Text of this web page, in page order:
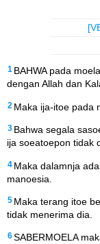
1 BAHWA pada
dengan Allah dan
2 Maka ija-itoe pada
3 Bahwa segala
ija soeatoepon tidak
4 Maka dalamnja
manoesia.
5 Maka terang itoe
tidak menerima dia.
6SABERMOELA